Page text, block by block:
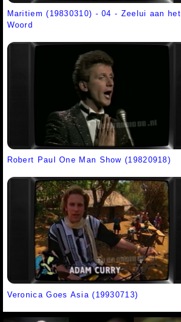
Maritiem (19830310) - 04 - Zeelui aan het
Woord
Robert Paul One Man Show (19820918)
Veronica Goes Asia (19930713)